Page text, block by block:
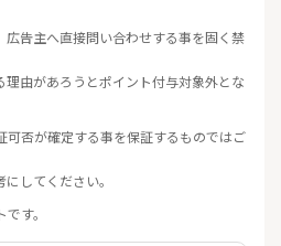
告主へ直接問い合わせする事を固く禁
由があろうとポイント付与対象外とな
否が確定する事を保証するものではご
してください。
す。